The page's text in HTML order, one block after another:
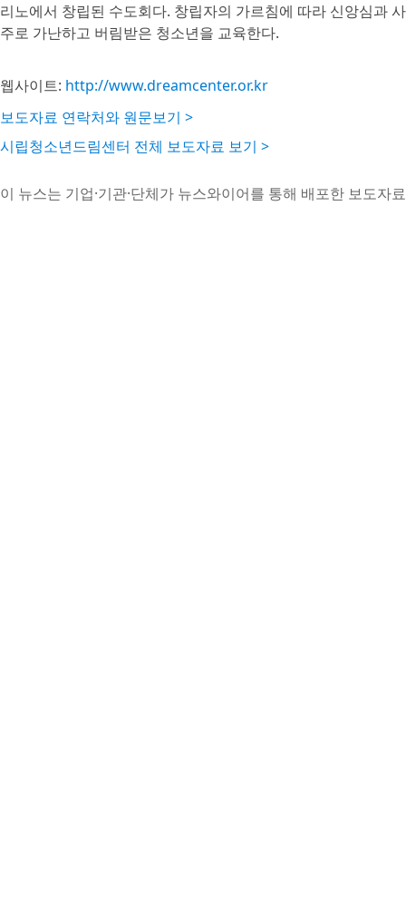
리노에서 창립된 수도회다. 창립자의 가르침에 따라 신앙심과
주로 가난하고 버림받은 청소년을 교육한다.
웹사이트: http://www.dreamcenter.or.kr
보도자료 연락처와 원문보기 >
시립청소년드림센터 전체 보도자료 보기 >
이 뉴스는 기업·기관·단체가 뉴스와이어를 통해 배포한 보도자